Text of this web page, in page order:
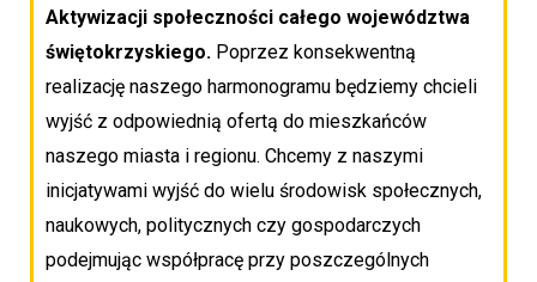
Aktywizacji społeczności całego województwa
świętokrzyskiego. Poprzez konsekwentną
realizację naszego harmonogramu będziemy chcieli
wyjść z odpowiednią ofertą do mieszkańców
naszego miasta i regionu. Chcemy z naszymi
inicjatywami wyjść do wielu środowisk społecznych,
naukowych, politycznych czy gospodarczych
podejmując współpracę przy poszczególnych